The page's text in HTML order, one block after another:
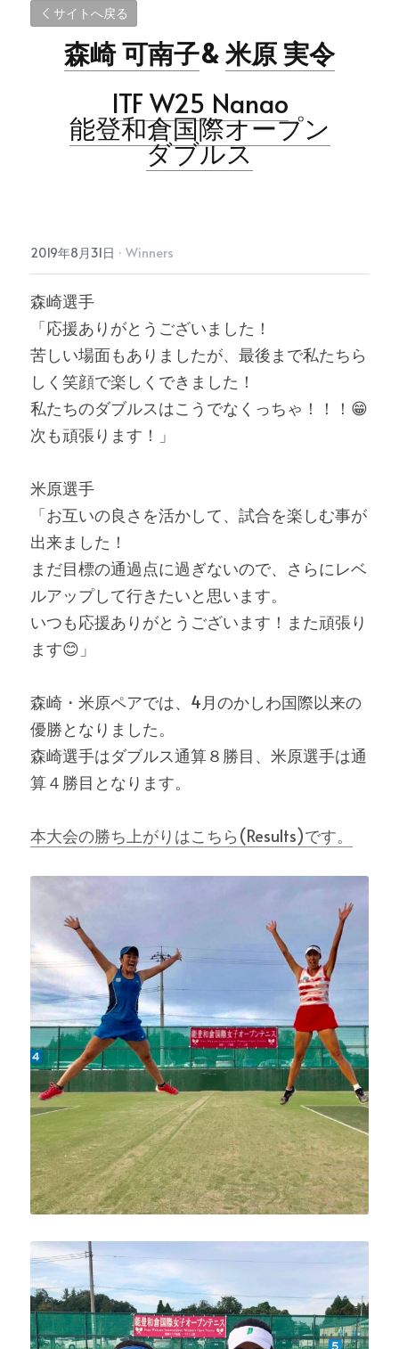
サイトへ戻る
森崎 可南子& 米原 実令
ITF W25 Nanao
能登和倉国際オープン
ダブルス
2019年8月31日 · Winners
森崎選手
「応援ありがとうございました！
苦しい場面もありましたが、最後まで私たちら
しく笑顔で楽しくできました！
私たちのダブルスはこうでなくっちゃ！！！😁
次も頑張ります！」
米原選手
「お互いの良さを活かして、試合を楽しむ事が
出来ました！
まだ目標の通過点に過ぎないので、さらにレベ
ルアップして行きたいと思います。
いつも応援ありがとうございます！また頑張り
ます😊 」
森崎・米原ペアでは、4月のかしわ国際以来の
優勝となりました。
森崎選手はダブルス通算８勝目、米原選手は通
算４勝目となります。
本大会の勝ち上がりはこちら(Results)です。